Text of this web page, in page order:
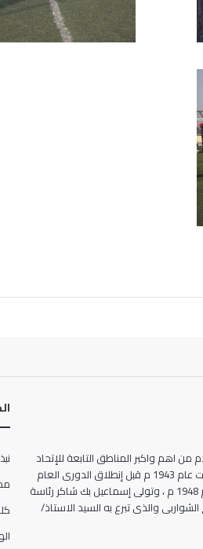
من اهم واكبر المناطق التابعة للإتحاد
المصرى لكرة القدم ، حيث انشأت عام 1943 م قبل إنطلاق الدورى العام
للمرة الأولى فى تاريخ مصر عام 1948 م ، وتولى إسماعيل بك شاكر رئاسة
بمقرها الحالى 7 شارع الشواربى والذى تبرع به السيد الاستاذ/